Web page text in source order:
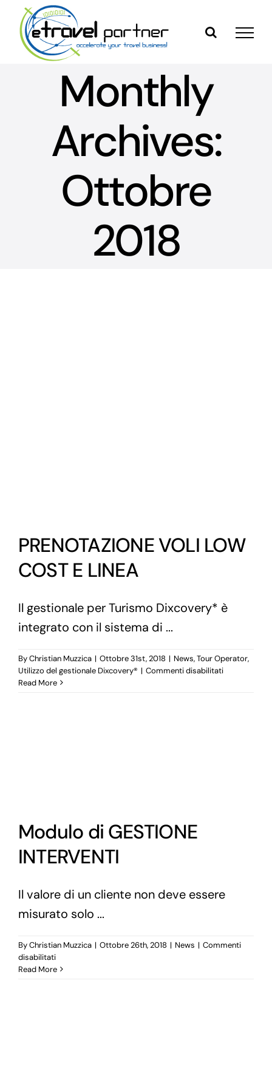
content
Monthly
Archives:
Ottobre
2018
PRENOTAZIONE VOLI LOW
COST E LINEA
Il gestionale per Turismo Dixcovery* è
integrato con il sistema di ...
ByChristian Muzzica | Ottobre 31st, 2018 | News,Tour Operator,
Utilizzo del gestionale Dixcovery® | Commenti disabilitatisu
Read More
Modulo di GESTIONE
INTERVENTI
Il valore di un cliente non deve essere
misurato solo ...
ByChristian Muzzica | Ottobre 26th, 2018 | News | Commenti
disabilitatisu
Modulo
Read More